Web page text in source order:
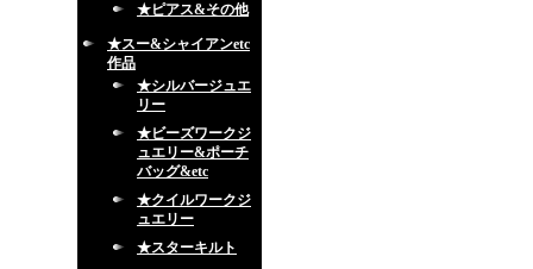
★ピアス&その他
★スー&シャイアンetc
作品
★シルバージュエ
リー
★ビーズワークジ
ュエリー&ポーチ
バッグ&etc
★クイルワークジ
ュエリー
★スターキルト